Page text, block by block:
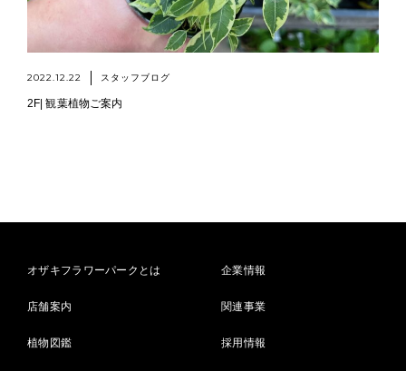
2022.12.22 スタッフブログ
2F| 観葉植物ご案内
オザキフラワーパークとは
店舗案内
植物図鑑
企業情報
関連事業
採用情報